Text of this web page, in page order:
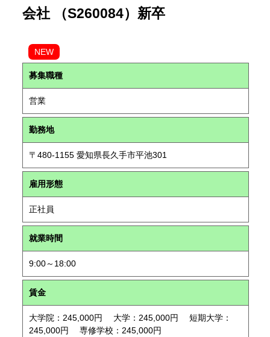
会社 （S260084）新卒
NEW
募集職種
営業
勤務地
〒480-1155 愛知県長久手市平池301
雇用形態
正社員
就業時間
9:00～18:00
賃金
大学院：245,000円 大学：245,000円 短期大学：
245,000円 専修学校：245,000円